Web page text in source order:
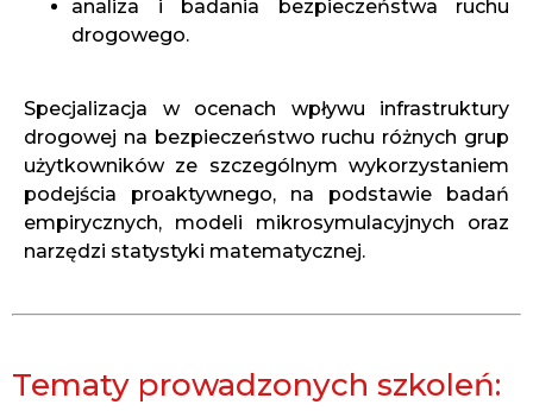
analiza i badania bezpieczeństwa ruchu
drogowego.
Specjalizacja w ocenach wpływu infrastruktury
drogowej na bezpieczeństwo ruchu różnych grup
użytkowników ze szczególnym wykorzystaniem
podejścia proaktywnego, na podstawie badań
empirycznych, modeli mikrosymulacyjnych oraz
narzędzi statystyki matematycznej.
Tematy prowadzonych szkoleń: